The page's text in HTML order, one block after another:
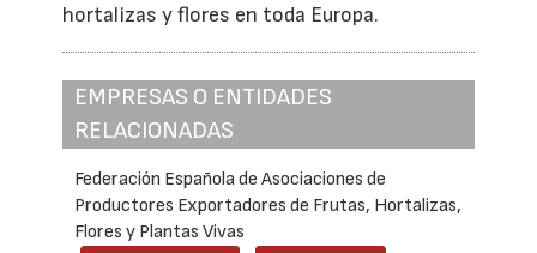
hortalizas y flores en toda Europa.
EMPRESAS O ENTIDADES
RELACIONADAS
Federación Española de Asociaciones de
Productores Exportadores de Frutas, Hortalizas,
Flores y Plantas Vivas